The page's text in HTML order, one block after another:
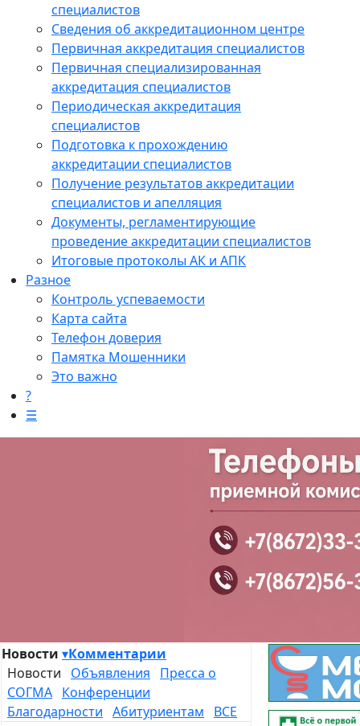
специалистов
Сведения об аккредитационном центре
Первичная аккредитация специалистов
Первичная специализированная
аккредитация специалистов
Периодическая аккредитация
специалистов
Подготовка к прохождению
аккредитации специалистов
Получение результатов аккредитации
специалистов и апелляция
Документы, регламентирующие
проведение аккредитации специалистов
Итоговые протоколы АК и АПК
Разное
Контроль успеваемости
Карта сайта
Телефон доверия
Памятка Мошенники
Это важно
?
☰
Новости ▾Комментарии
Новости Объявления
Пресса о
СОГМА Конференции
Благодарности Абитуриентам
ВСЕ